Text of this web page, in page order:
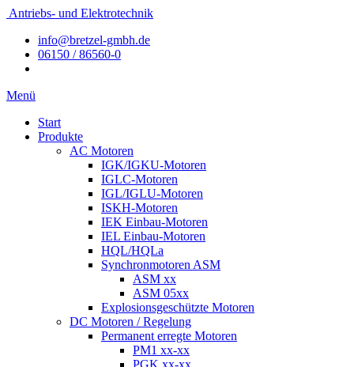
Antriebs- und Elektrotechnik
info@bretzel-gmbh.de
06150 / 86560-0
Menü
Start
Produkte
AC Motoren
IGK/IGKU-Motoren
IGLC-Motoren
IGL/IGLU-Motoren
ISKH-Motoren
IEK Einbau-Motoren
IEL Einbau-Motoren
HQL/HQLa
Synchronmotoren ASM
ASM xx
ASM 05xx
Explosionsgeschützte Motoren
DC Motoren / Regelung
Permanent erregte Motoren
PM1 xx-xx
PGK xx-xx